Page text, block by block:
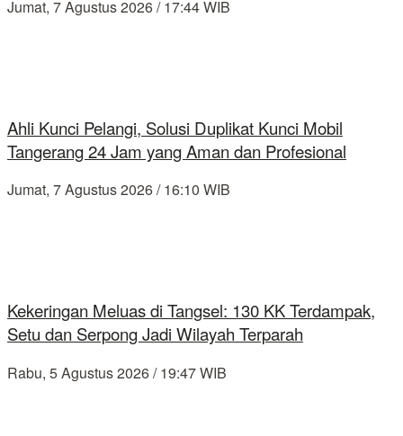
Jumat, 7 Agustus 2026 / 17:44 WIB
Ahli Kunci Pelangi, Solusi Duplikat Kunci Mobil
Tangerang 24 Jam yang Aman dan Profesional
Jumat, 7 Agustus 2026 / 16:10 WIB
Kekeringan Meluas di Tangsel: 130 KK Terdampak,
Setu dan Serpong Jadi Wilayah Terparah
Rabu, 5 Agustus 2026 / 19:47 WIB